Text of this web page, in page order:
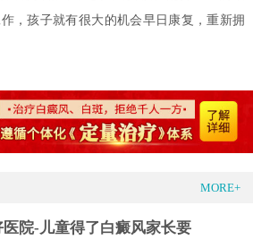
，孩子就有很大的机会早日康复，重新拥
MORE+
院-儿童得了白癜风家长要